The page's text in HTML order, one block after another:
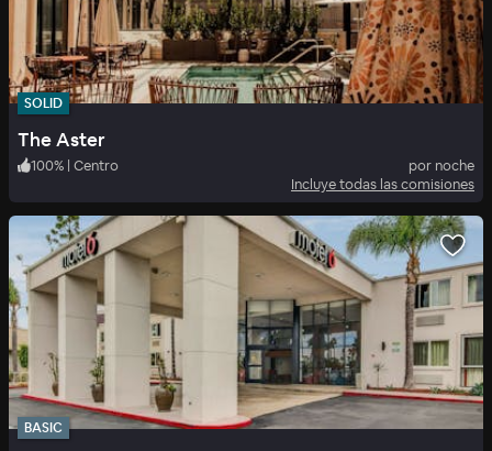
SOLID
The Aster
100% | Centro
por noche
Incluye todas las comisiones
BASIC